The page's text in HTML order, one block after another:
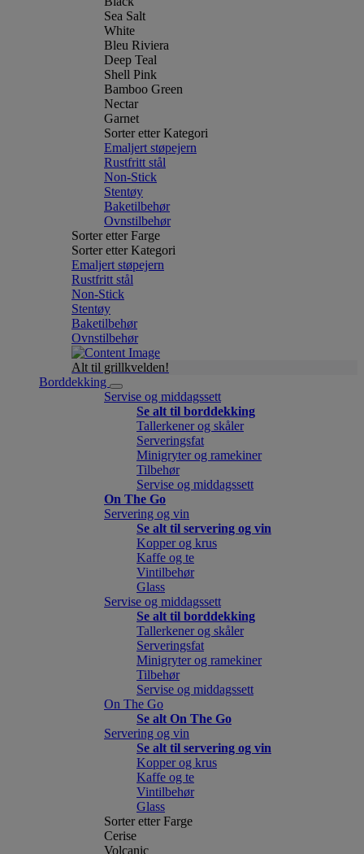
Sea Salt
White
Bleu Riviera
Deep Teal
Shell Pink
Bamboo Green
Nectar
Garnet
Sorter etter Kategori
Emaljert støpejern
Rustfritt stål
Non-Stick
Stentøy
Baketilbehør
Ovnstilbehør
Sorter etter Farge
Sorter etter Kategori
Emaljert støpejern
Rustfritt stål
Non-Stick
Stentøy
Baketilbehør
Ovnstilbehør
Alt til grillkvelden!
Borddekking
Servise og middagssett
Se alt til borddekking
Tallerkener og skåler
Serveringsfat
Minigryter og ramekiner
Tilbehør
Servise og middagssett
On The Go
Servering og vin
Se alt til servering og vin
Kopper og krus
Kaffe og te
Vintilbehør
Glass
Servise og middagssett
Se alt til borddekking
Tallerkener og skåler
Serveringsfat
Minigryter og ramekiner
Tilbehør
Servise og middagssett
On The Go
Se alt On The Go
Servering og vin
Se alt til servering og vin
Kopper og krus
Kaffe og te
Vintilbehør
Glass
Sorter etter Farge
Cerise
Volcanic